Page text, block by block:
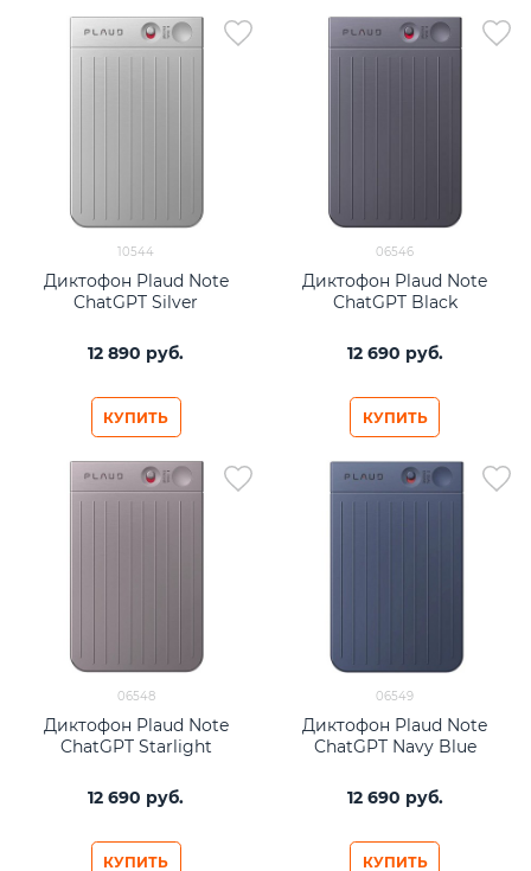
10544
Диктофон Plaud Note
ChatGPT Silver
12 890 руб.
КУПИТЬ
06546
Диктофон Plaud Note
ChatGPT Black
12 690 руб.
КУПИТЬ
06548
Диктофон Plaud Note
ChatGPT Starlight
12 690 руб.
КУПИТЬ
06549
Диктофон Plaud Note
ChatGPT Navy Blue
12 690 руб.
КУПИТЬ